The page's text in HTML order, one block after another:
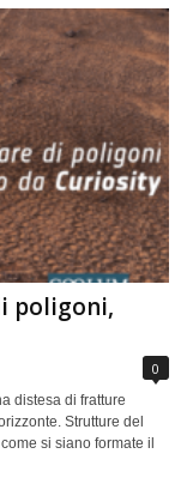
poligoni,
0
distesa di fratture
Strutture del
si siano formate il